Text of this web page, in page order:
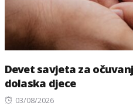
Devet savjeta za
dolaska djece
Posted
03/08/2026